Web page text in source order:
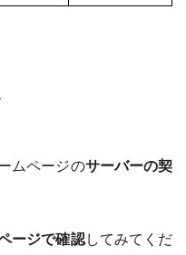
ムページのサーバーの契
ージで確認してみてくだ